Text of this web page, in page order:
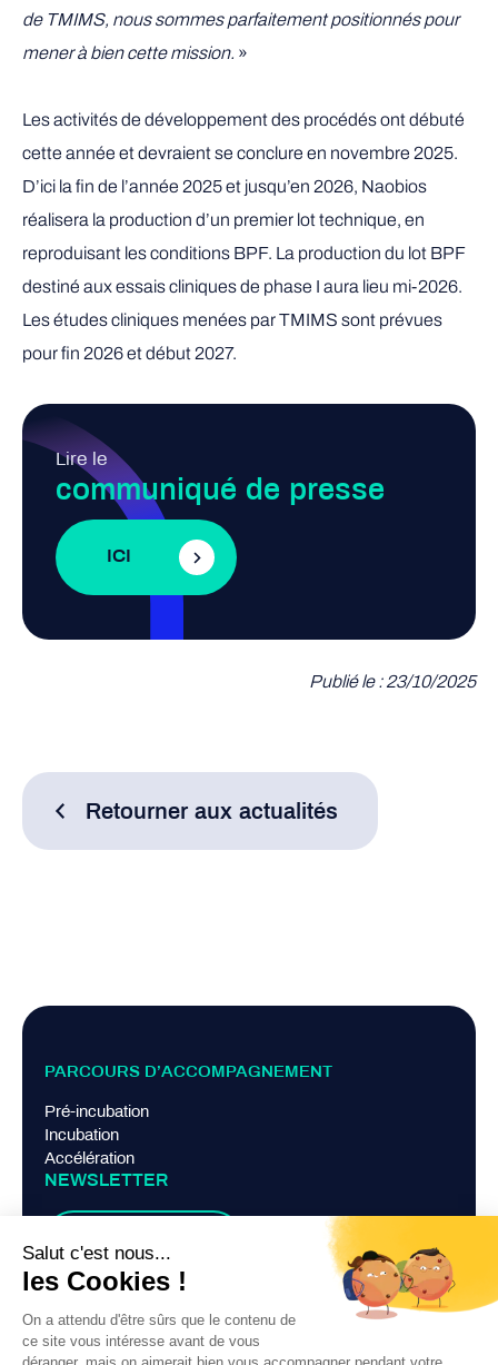
de TMIMS, nous sommes parfaitement positionnés pour
mener à bien cette mission. »
Les activités de développement des procédés ont débuté
cette année et devraient se conclure en novembre 2025.
D’ici la fin de l’année 2025 et jusqu’en 2026, Naobios
réalisera la production d’un premier lot technique, en
reproduisant les conditions BPF. La production du lot BPF
destiné aux essais cliniques de phase I aura lieu mi-2026.
Les études cliniques menées par TMIMS sont prévues
pour fin 2026 et début 2027.
Lire le
communiqué de presse
ICI
Publié le : 23/10/2025
Retourner aux actualités
PARCOURS D’ACCOMPAGNEMENT
Pré-incubation
Incubation
Accélération
NEWSLETTER
LIENS PRATIQUES
Mentions légales
Politique de confidentialité